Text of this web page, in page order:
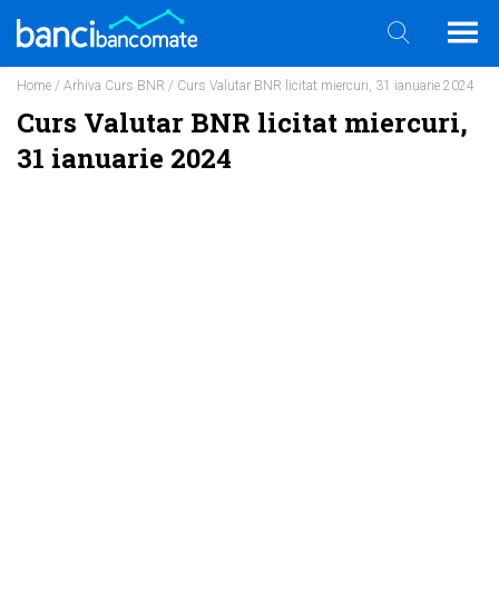
Home / Arhiva Curs BNR / Curs Valutar BNR licitat miercuri, 31 ianuarie 2024
Curs Valutar BNR licitat miercuri,
31 ianuarie 2024